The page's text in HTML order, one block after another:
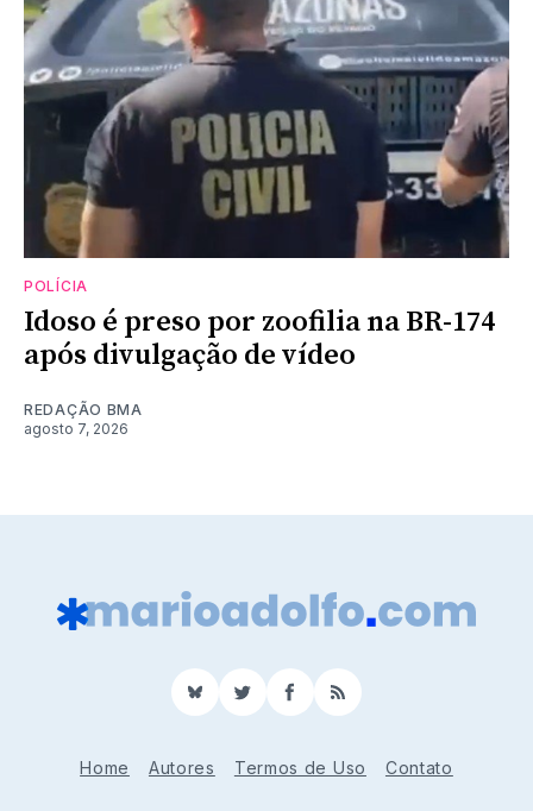
POLÍCIA
Idoso é preso por zoofilia na BR-174
após divulgação de vídeo
REDAÇÃO BMA
agosto 7, 2026
BlueSkyTwitterFacebook
RSS
Home Autores Termos de Uso Contato